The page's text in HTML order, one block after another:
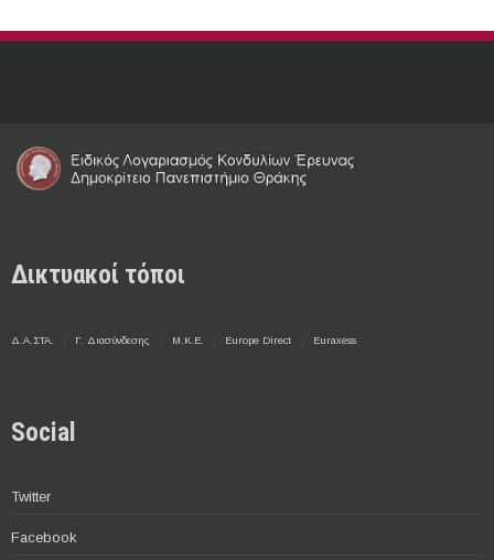
Δικτυακοί τόποι
Δ.Α.ΣΤΑ. Γ. Διασύνδεσης Μ.Κ.Ε. Europe Direct Euraxess
Social
Twitter
Facebook